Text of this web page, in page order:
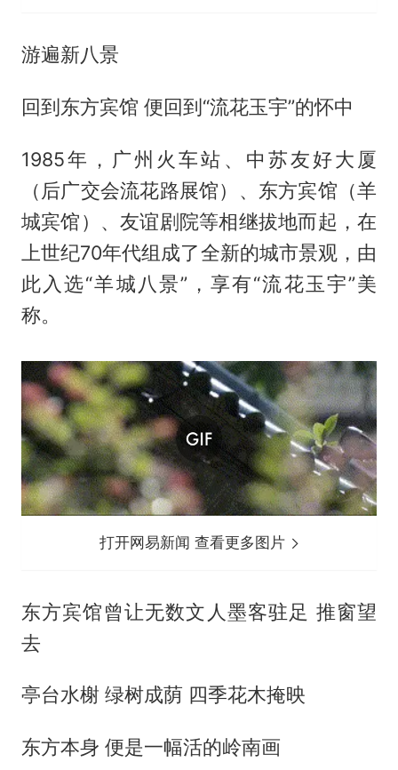
游遍新八景
回到东方宾馆 便回到“流花玉宇”的怀中
1985年，广州火车站、中苏友好大厦
（后广交会流花路展馆）、东方宾馆（羊
城宾馆）、友谊剧院等相继拔地而起，在
上世纪70年代组成了全新的城市景观，由
此入选“羊城八景”，享有“流花玉宇”美
称。
打开网易新闻 查看更多图片
东方宾馆曾让无数文人墨客驻足 推窗望
去
亭台水榭 绿树成荫 四季花木掩映
东方本身 便是一幅活的岭南画